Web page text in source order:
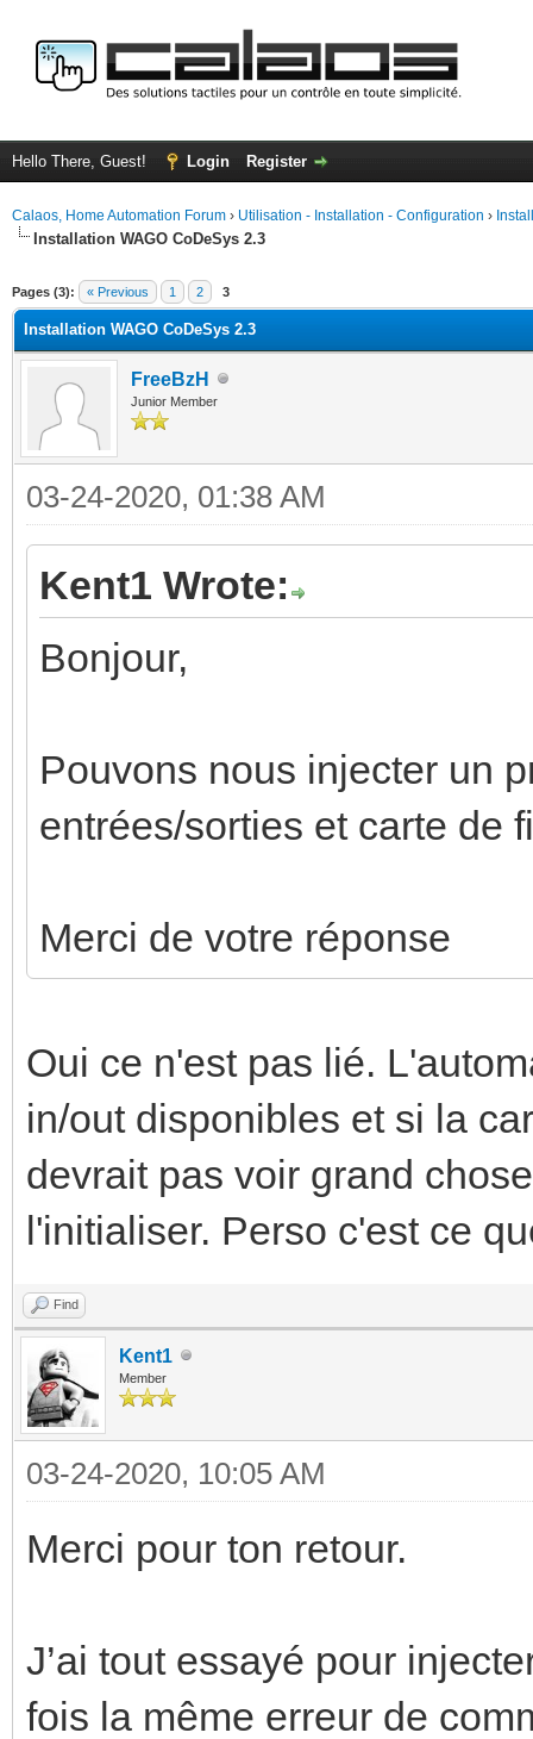
Hello There, Guest! Login Register
Calaos, Home Automation Forum › Utilisation - Installation - Configuration ›
Installation WAGO CoDeSys 2.3
Pages (3): « Previous 1 2 3
Installation WAGO CoDeSys 2.3
FreeBzH
Junior Member
03-24-2020, 01:38 AM
Kent1 Wrote:
Bonjour,
Pouvons nous injecter un
entrées/sorties et carte de
Merci de votre réponse
Oui ce n'est pas lié.
in/out disponibles et si la
devrait pas voir grand
l'initialiser. Perso c'est ce
Find
Kent1
Member
03-24-2020, 10:05 AM
Merci pour ton retour.
J’ai tout essayé pour
fois la même erreur de